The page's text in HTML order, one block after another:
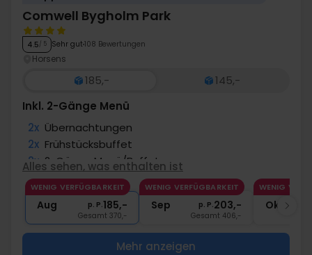
Comwell Bygholm Park
4.5/ 5 Sehr gut 108 Bewertungen
Horsens
185,-
145,-
Inkl. 2-Gänge Menü
2x Übernachtungen
2x Frühstücksbuffet
2x 2-Gänge Menü/Buffet
2x Kaffee zum Mitnehmen
∞ Gratis Parken
Alles sehen, was enthalten ist
WENIG VERFÜGBARKEIT
Aug p. P.185,-
Gesamt 370,-
WENIG VERFÜGBARKEIT
Sep p. P.203,-
Gesamt 406,-
WENIG
Okt
Mehr anzeigen